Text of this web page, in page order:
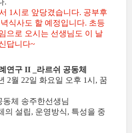
1시로 앞당겼습니다. 공부후
식사도 할 예정입니다. 초등
으로 오시는 선생님도 이 날
답니다~
연구 II _라르쉬 공동체
2월 22일 화요일 오후 1시, 꿈
체 송주한선생님
의 설립, 운영방식, 특성을 중